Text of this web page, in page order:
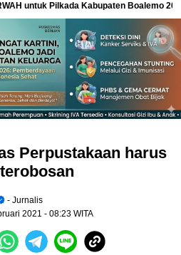
untuk Pilkada Kabupaten Boalemo
Perpustakaan harus
- Jurnalis
2021 - 08:23 WITA